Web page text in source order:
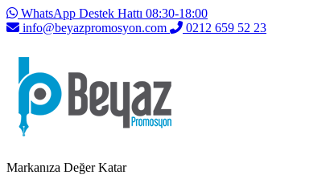
WhatsApp Destek Hattı 08:30-18:00
info@beyazpromosyon.com
0212 659 52 23
Markanıza Değer Katar